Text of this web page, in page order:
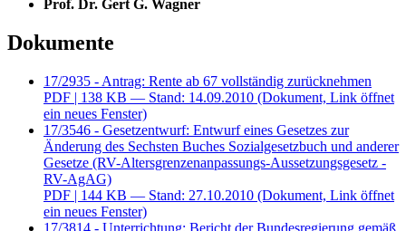
Prof. Dr. Gert G. Wagner
Dokumente
17/2935 - Antrag: Rente ab 67 vollständig zurücknehmen
PDF | 138 KB — Stand: 14.09.2010 (Dokument, Link öffnet
ein neues Fenster)
17/3546 - Gesetzentwurf: Entwurf eines Gesetzes zur
Änderung des Sechsten Buches Sozialgesetzbuch und anderer
Gesetze (RV-Altersgrenzenanpassungs-Aussetzungsgesetz -
RV-AgAG)
PDF | 144 KB — Stand: 27.10.2010 (Dokument, Link öffnet
ein neues Fenster)
17/3814 - Unterrichtung: Bericht der Bundesregierung gemäß